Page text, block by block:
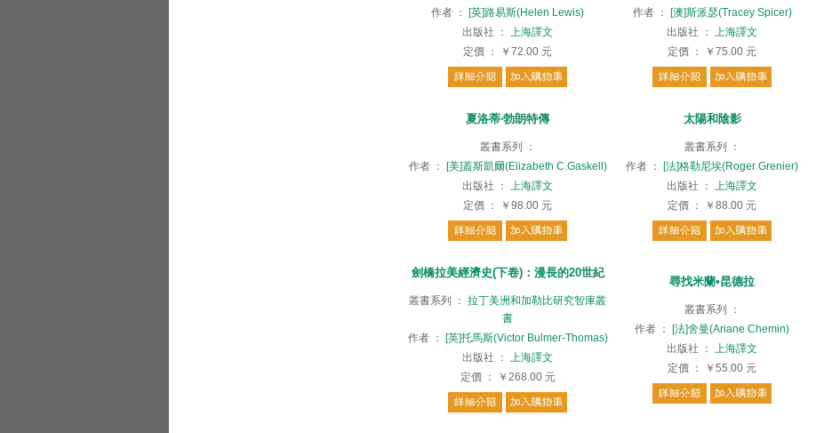
作者 ：
[英]路易斯(Helen Lewis)
出版社
： 上海譯文
定價 ： ￥72.00 元
作者
：
[澳]斯派瑟(Tracey Spicer)
出版社
： 上海譯文
定價 ： ￥75.00 元
夏洛蒂‧勃朗特傳
叢書系列
：
作者
：
[美]蓋斯凱爾(Elizabeth C.Gaskell)
出版社
： 上海譯文
定價 ： ￥98.00 元
太陽和陰影
叢書系列
：
作者 ：
[法]格勒尼埃(Roger Grenier)
出版社
： 上海譯文
定價 ： ￥88.00 元
劍橋拉美經濟史(下卷)：漫長的20世紀
叢書系列 ： 拉丁美洲和加勒比研究智庫叢
書
作者
：
[英]托馬斯(Victor Bulmer-Thomas)
出版社
： 上海譯文
定價
： ￥268.00 元
尋找米蘭•昆德拉
叢書系列
：
作者 ：
[法]舍曼(Ariane Chemin)
出版社
： 上海譯文
定價 ： ￥55.00 元